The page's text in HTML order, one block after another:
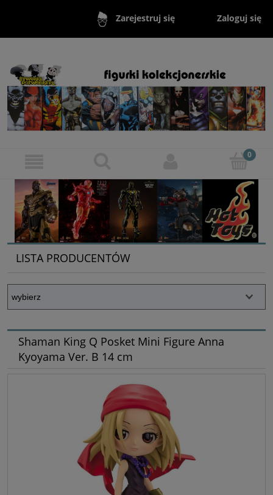
Zarejestruj się Zaloguj się
LISTA PRODUCENTÓW
Shaman King Q Posket Mini Figure Anna
Kyoyama Ver. B 14 cm